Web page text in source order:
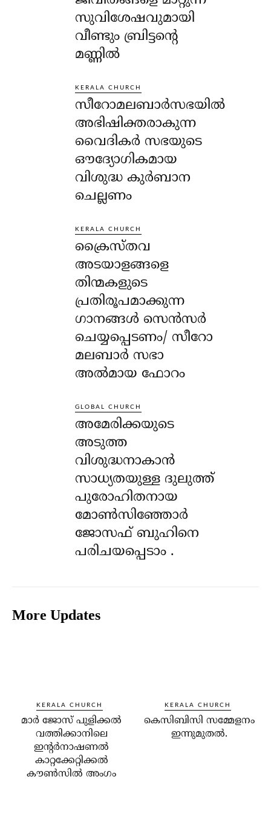
സുവിശേഷവുമായി
വീണ്ടും ബ്രിട്ടന്റെ
മണ്ണിൽ
KERALA CHURCH
സീറോമലബാർസഭയിൽ
അഭിഷിക്തരാകുന്ന
വൈദികർ സഭയുടെ
ഔദ്യോഗികമായ
വിശുദ്ധ കുർബാന
ചെല്ലണം
KERALA CHURCH
ക്രൈസ്തവ
അടയാളങ്ങളെ
തിന്മകളുടെ
പ്രതിരൂപമാക്കുന്ന
ഗാനങ്ങൾ സെൻസർ
ചെയ്യപ്പെടണം/ സീറോ
മലബാർ സഭാ
അൽമായ ഫോറം
GLOBAL CHURCH
അമേരിക്കയുടെ
അടുത്ത
വിശുദ്ധനാകാൻ
സാധ്യതയുള്ള ദുലുത്ത്
പുരോഹിതനായ
മോൺസിഞ്ഞോർ
ജോസഫ് ബുഹിനെ
പരിചയപ്പെടാം .
More Updates
KERALA CHURCH
മാര്‍ ജോസ് പുളിക്കല്‍
വത്തിക്കാനിലെ
ഇന്റര്‍നാഷണല്‍
കാറ്റക്കേറ്റിക്കല്‍
കൗണ്‍സില്‍ അംഗം
KERALA CHURCH
കെസിബിസി സമ്മേളനം
ഇന്നുമുതല്‍.